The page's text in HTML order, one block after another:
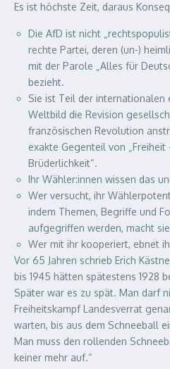
Es ist höchste Zeit, daraus
Die AfD ist nicht
rechte Partei, deren (un-)
mit der Parole „Alles für
bezieht.
Sie ist Teil der internationalen
Weltbild die Revision
französischen Revolution
exakte Gegenteil von „Freiheit
Brüderlichkeit“.
Ihr Wähler:innen wissen das
Wer versucht, ihr
indem Themen, Begriffe und
aufgegriffen werden, macht
Wer mit ihr kooperiert, ebnet
Vor 65 Jahren schrieb Erich
bis 1945 hätten spätestens 1928
Später war es zu spät. Man darf
Freiheitskampf Landesverrat
warten, bis aus dem Schneeball
Man muss den rollenden
keiner mehr auf.“